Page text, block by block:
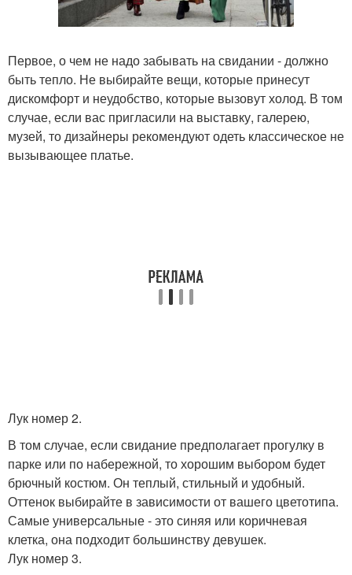
Первое, о чем не надо забывать на свидании - должно
быть тепло. Не выбирайте вещи, которые принесут
дискомфорт и неудобство, которые вызовут холод. В том
случае, если вас пригласили на выставку, галерею,
музей, то дизайнеры рекомендуют одеть классическое не
вызывающее платье.
Лук номер 2.
В том случае, если свидание предполагает прогулку в
парке или по набережной, то хорошим выбором будет
брючный костюм. Он теплый, стильный и удобный.
Оттенок выбирайте в зависимости от вашего цветотипа.
Самые универсальные - это синяя или коричневая
клетка, она подходит большинству девушек.
Лук номер 3.